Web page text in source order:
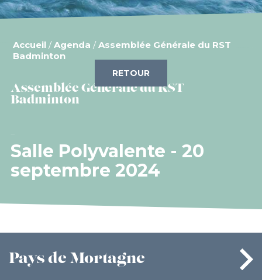
Accueil /Agenda /Assemblée Générale du RST
Badminton
RETOUR
Assemblée Générale du RST
Badminton
Salle Polyvalente - 20
septembre 2024
Pays de Mortagne